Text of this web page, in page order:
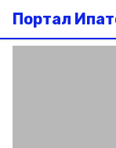
Портал